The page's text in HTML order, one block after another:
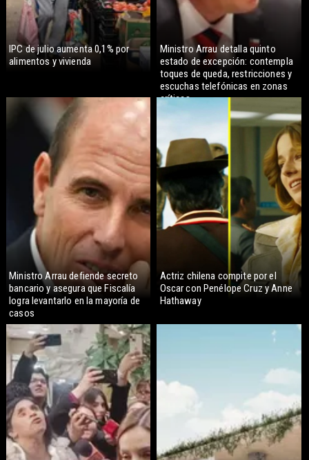
IPC de julio aumenta 0,1% por
alimentos y vivienda
Ministro Arrau detalla quinto
estado de excepción: contempla
toques de queda, restricciones y
escuchas telefónicas en zonas
críticas
Ministro Arrau defiende secreto
bancario y asegura que Fiscalía
logra levantarlo en la mayoría de
casos
Actriz chilena compite por el
Oscar con Penélope Cruz y Anne
Hathaway